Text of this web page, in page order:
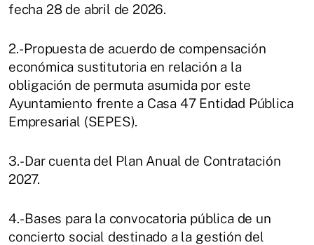
fecha 28 de abril de 2026.
2.- Propuesta de acuerdo de compensación
económica sustitutoria en relación a la
obligación de permuta asumida por este
Ayuntamiento frente a Casa 47 Entidad Pública
Empresarial (SEPES).
3.- Dar cuenta del Plan Anual de Contratación
2027.
4.- Bases para la convocatoria pública de un
concierto social destinado a la gestión del